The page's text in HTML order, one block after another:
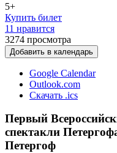
5+
Купить билет
11 нравится
3274 просмотра
Добавить в календарь
Google Calendar
Outlook.com
Скачать .ics
Первый
спектакли
Петергоф